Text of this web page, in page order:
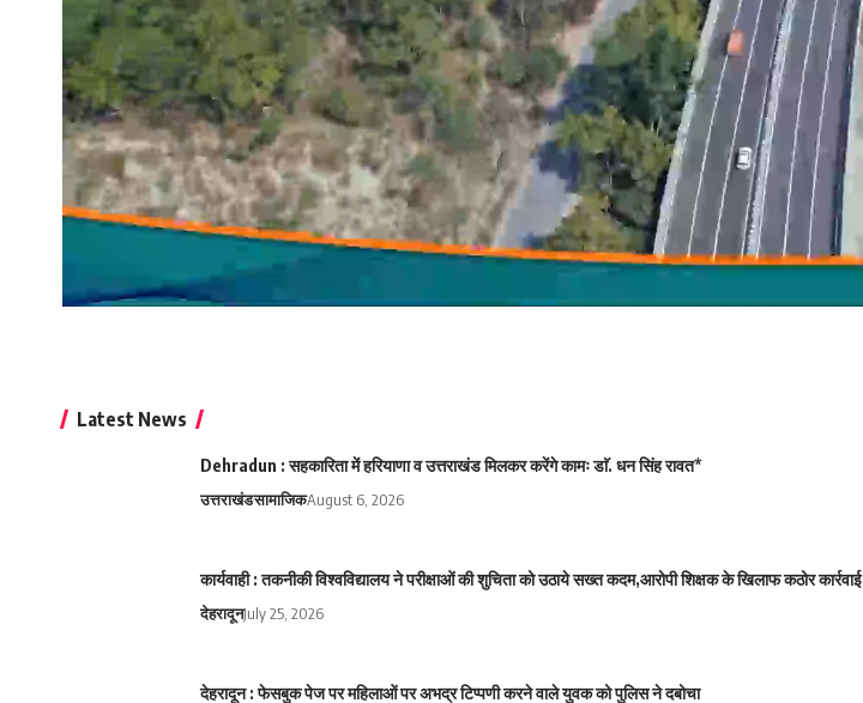
Latest News
Dehradun : सहकारिता में हरियाणा व उत्तराखंड मिलकर करेंगे कामः डाॅ. धन सिंह रावत*
उत्तराखंडसामाजिकAugust 6, 2026
कार्यवाही : तकनीकी विश्वविद्यालय ने परीक्षाओं की शुचिता को उठाये सख्त कदम,आरोपी शिक्षक के खिलाफ कठोर कार्रवाई
देहरादूनJuly 25, 2026
देहरादून : फेसबुक पेज पर महिलाओं पर अभद्र टिप्पणी करने वाले युवक को पुलिस ने दबोचा